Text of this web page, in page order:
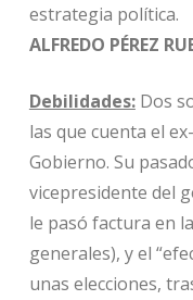
estrategia política.
ALFREDO PÉREZ
Debilidades:Dos
las que cuenta el
Gobierno. Su
vicepresidente del
le pasó factura en
generales), y el
unas elecciones,